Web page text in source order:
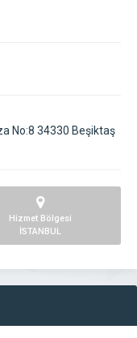
No:8 34330 Beşiktaş
Hizmet Bölgesi
İSTANBUL